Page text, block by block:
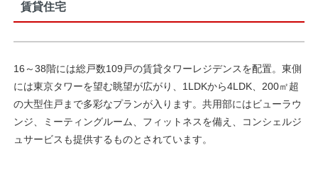
賃貸住宅
16～38階には総戸数109戸の賃貸タワーレジデンスを配置。東側
には東京タワーを望む眺望が広がり、1LDKから4LDK、200㎡超
の大型住戸まで多彩なプランが入ります。共用部にはビューラウ
ンジ、ミーティングルーム、フィットネスを備え、コンシェルジ
ュサービスも提供するものとされています。